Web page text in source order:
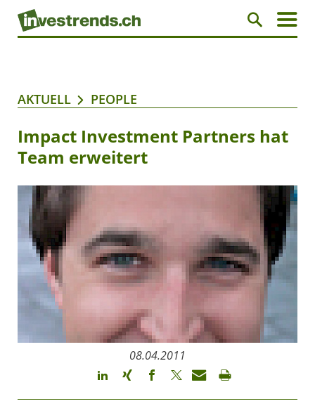
AKTUELL PEOPLE
Impact Investment Partners hat
Team erweitert
08.04.2011